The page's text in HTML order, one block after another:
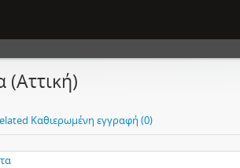
(Αττική)
Καθιερωμένη εγγραφή (0)